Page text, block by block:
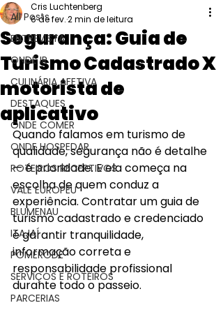
All Posts
ENTREVISTA
ONDE IR
CULINÁRIA AFETIVA
DESTAQUES
ONDE COMER
ONDE HOSPEDAR
ROTEIROS RECEPTIVOS
VALE EUROPEU
BLUMENAU
ITAJAÍ
POMERODE
SERVIÇOS E ROTEIROS
PARCERIAS
Segurança: Guia de
Turismo Cadastrado X
motorista de
aplicativo
Cris Luchtenberg
6 de fev.2 min de leitura
Quando falamos em turismo de
qualidade, segurança não é detalhe
— é prioridade. E ela começa na
escolha de quem conduz a
experiência. Contratar um guia de
turismo cadastrado e credenciado
é garantir tranquilidade,
informação correta e
responsabilidade profissional
durante todo o passeio.